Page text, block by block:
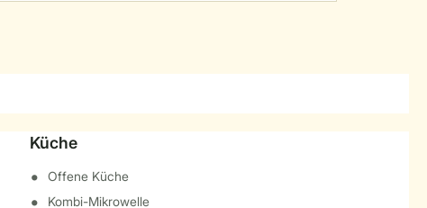
Küche
Offene Küche
Kombi-Mikrowelle